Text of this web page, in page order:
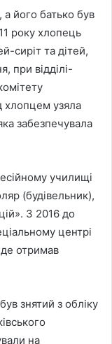
а його батько був
року хлопець
сиріт та дітей,
при відділі-
хлопцем узяла
забезпечувала
училищі
(будівельник),
З 2016 до
центрі
отримав
знятий з обліку
на